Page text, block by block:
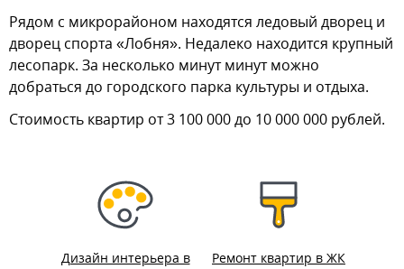
Рядом с микрорайоном находятся ледовый дворец и
дворец спорта «Лобня». Недалеко находится крупный
лесопарк. За несколько минут минут можно
добраться до городского парка культуры и отдыха.
Стоимость квартир от 3 100 000 до 10 000 000 рублей.
Дизайн интерьера в
Ремонт квартир в ЖК